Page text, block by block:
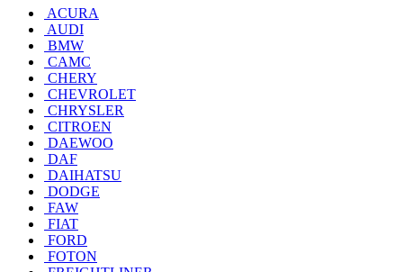
ACURA
AUDI
BMW
CAMC
CHERY
CHEVROLET
CHRYSLER
CITROEN
DAEWOO
DAF
DAIHATSU
DODGE
FAW
FIAT
FORD
FOTON